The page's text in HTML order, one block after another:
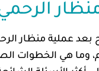
بعد عملية منظار
وما هي الخطوات